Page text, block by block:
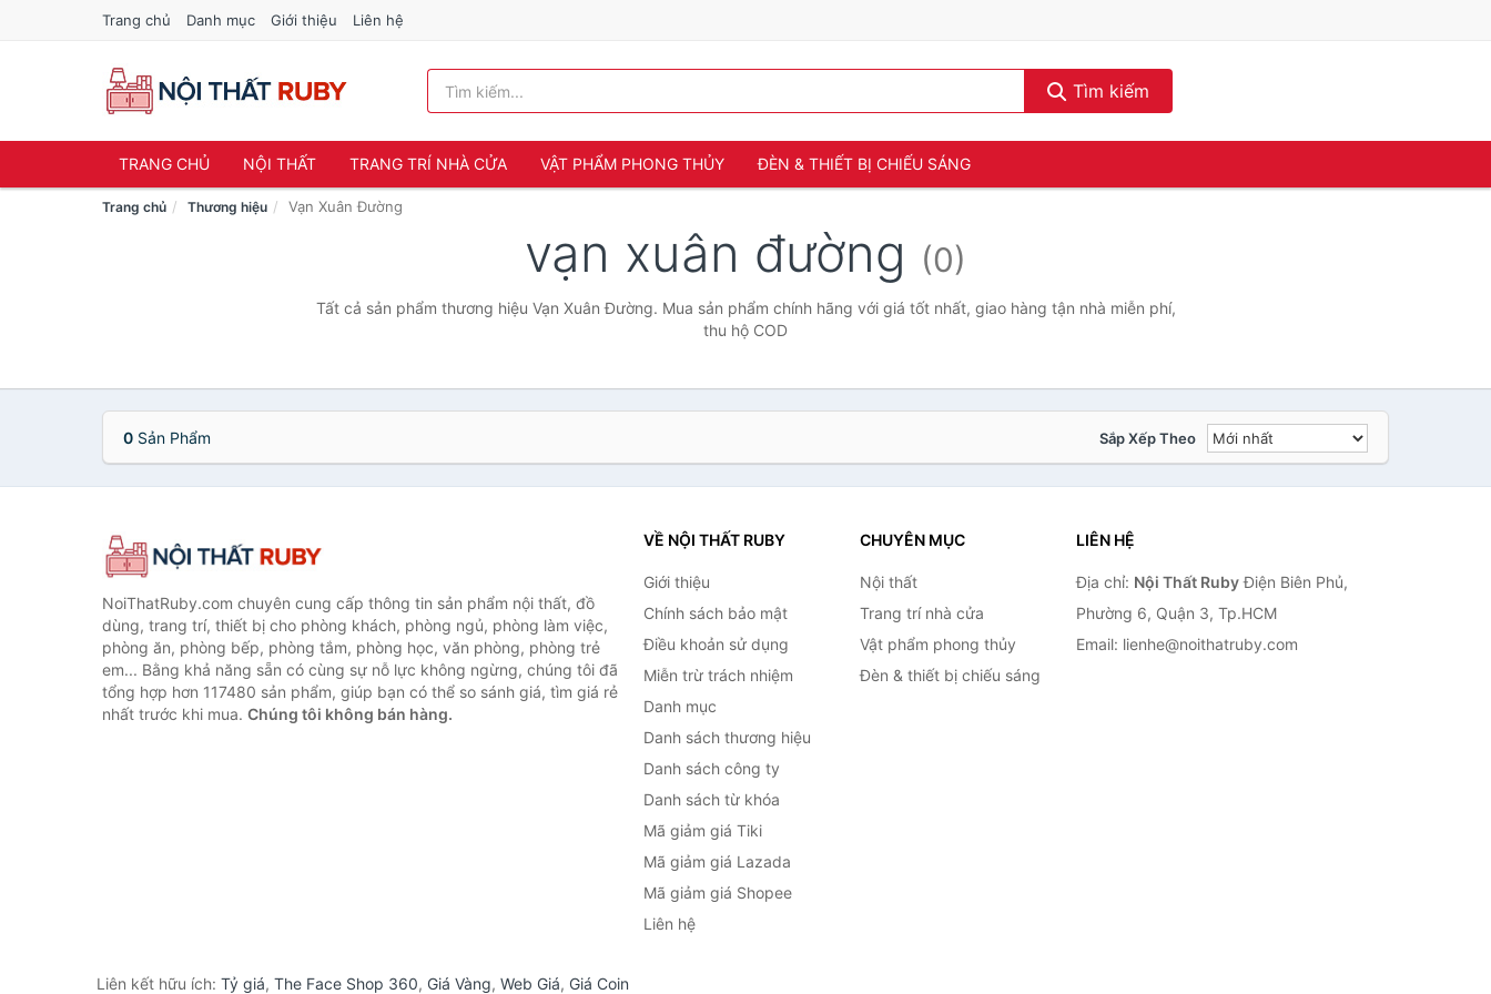
Trang chủ Danh mục Giới thiệu Liên hệ
Tìm kiếm
TRANG CHỦ NỘI THẤT TRANG TRÍ NHÀ CỬA VẬT PHẨM PHONG THỦY ĐÈN & THIẾT BỊ CHIẾU SÁNG
Trang chủ Thương hiệu Vạn Xuân Đường
vạn xuân đường (0)
Tất cả sản phẩm thương hiệu Vạn Xuân Đường. Mua sản phẩm chính hãng với giá tốt nhất, giao hàng tận nhà miễn phí,
thu hộ COD
0 Sản Phẩm Sắp Xếp Theo
NoiThatRuby.com chuyên cung cấp thông tin sản phẩm nội thất, đồ
dùng, trang trí, thiết bị cho phòng khách, phòng ngủ, phòng làm việc,
phòng ăn, phòng bếp, phòng tắm, phòng học, văn phòng, phòng trẻ
em... Bằng khả năng sẵn có cùng sự nỗ lực không ngừng, chúng tôi đã
tổng hợp hơn 117480 sản phẩm, giúp bạn có thể so sánh giá, tìm giá rẻ
nhất trước khi mua. Chúng tôi không bán hàng.
VỀ NỘI THẤT RUBY
Giới thiệu
Chính sách bảo mật
Điều khoản sử dụng
Miễn trừ trách nhiệm
Danh mục
Danh sách thương hiệu
Danh sách công ty
Danh sách từ khóa
Mã giảm giá Tiki
Mã giảm giá Lazada
Mã giảm giá Shopee
Liên hệ
CHUYÊN MỤC
Nội thất
Trang trí nhà cửa
Vật phẩm phong thủy
Đèn & thiết bị chiếu sáng
LIÊN HỆ
Địa chỉ: Nội Thất RubyĐiện Biên Phủ,
Phường 6, Quận 3, Tp.HCM
Email: lienhe@noithatruby.com
Liên kết hữu ích: Tỷ giá, The Face Shop 360, Giá Vàng, Web Giá, Giá Coin